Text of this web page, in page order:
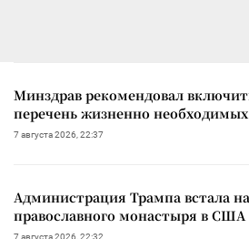
Минздрав рекомендовал
перечень жизненно необходимых
7 августа 2026, 22:37
Администрация Трампа встала
православного монастыря в США
7 августа 2026, 22:32